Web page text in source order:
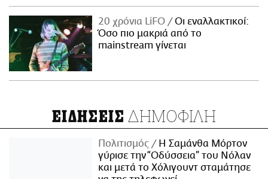
20 χρόνια LiFO
Οι εναλλακτικοί:
Όσο πιο μακριά από το
mainstream γίνεται
ΕΙΔΗΣΕΙΣ ΔΗΜΟΦΙΛΗ
Πολιτισμός
Η Σαμάνθα Μόρτον
γύρισε την “Οδύσσεια” του Νόλαν
και μετά το Χόλιγουντ σταμάτησε